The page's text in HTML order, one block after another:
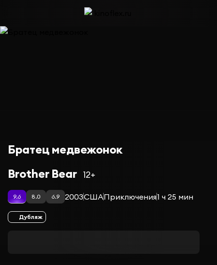
Братец медвежонок
Brother Bear 12+
9.6 8.0 6.9 2003СШАПриключения1 ч 25 мин
Дубляж